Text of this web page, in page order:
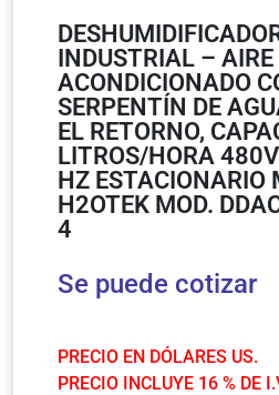
INDUSTRIAL – AIRE
ACONDICIONADO
SERPENTÍN DE
EL RETORNO,
LITROS/HORA
HZ ESTACIONARIO
H2OTEK MOD.
4
Se puede cotizar
PRECIO EN DÓLARES US.
PRECIO INCLUYE 16 % DE